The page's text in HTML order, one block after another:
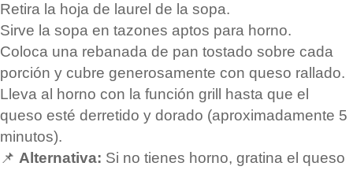
Retira la hoja de laurel de la sopa.
Sirve la sopa en tazones aptos para horno.
Coloca una rebanada de pan tostado sobre cada
porción y cubre generosamente con queso rallado.
Lleva al horno con la función grill hasta que el
queso esté derretido y dorado (aproximadamente 5
minutos).
📌 Alternativa: Si no tienes horno, gratina el queso